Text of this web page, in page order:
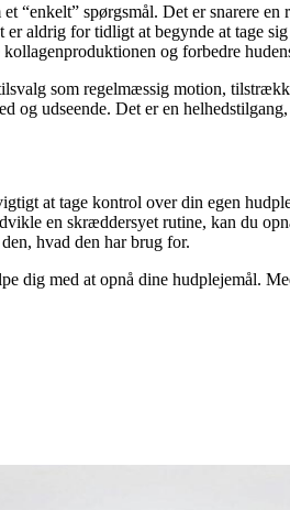
“enkelt” spørgsmål. Det er snarere
er aldrig for tidligt at begynde at tage
og forbedre
som regelmæssig motion,
og udseende. Det er en
at tage kontrol over din egen
en skræddersyet rutine, kan du
hvad den har brug for.
dig med at opnå dine hudplejemål.